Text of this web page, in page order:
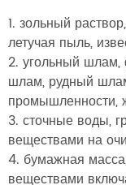
1. зольный
летучая пыль,
2. угольный
шлам, рудный
промышленности,
3. сточные воды,
веществами на
4. бумажная
веществами